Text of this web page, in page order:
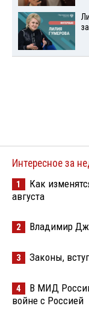
Интересное за
1
Как
августа
2 Владимир
3 Законы,
4
В МИД
войне с Россией